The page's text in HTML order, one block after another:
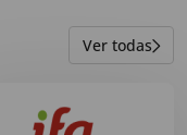
Ver todas